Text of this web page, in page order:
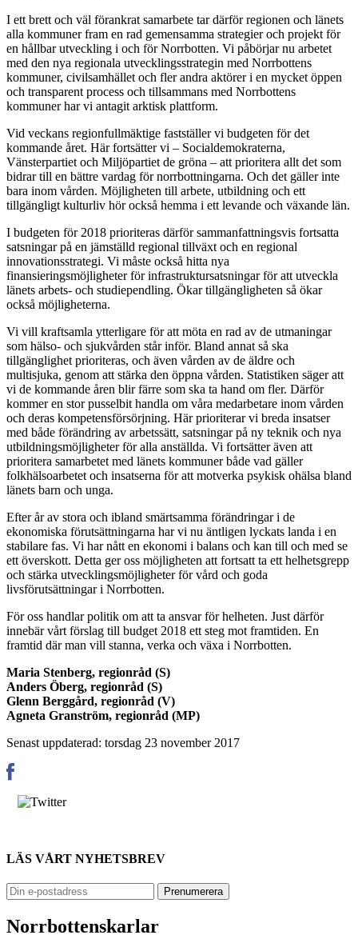
I ett brett och väl förankrat samarbete tar därför regionen och länets
alla kommuner fram en rad gemensamma strategier och projekt för
en hållbar utveckling i och för Norrbotten. Vi påbörjar nu arbetet
med den nya regionala utvecklingsstrategin med Norrbottens
kommuner, civilsamhället och fler andra aktörer i en mycket öppen
och transparent process och tillsammans med Norrbottens
kommuner har vi antagit arktisk plattform.
Vid veckans regionfullmäktige fastställer vi budgeten för det
kommande året. Här fortsätter vi – Socialdemokraterna,
Vänsterpartiet och Miljöpartiet de gröna – att prioritera allt det som
bidrar till en bättre vardag för norrbottningarna. Och det gäller inte
bara inom vården. Möjligheten till arbete, utbildning och ett
tillgängligt kulturliv hör också hemma i ett levande och växande län.
I budgeten för 2018 prioriteras därför sammanfattningsvis fortsatta
satsningar på en jämställd regional tillväxt och en regional
innovationsstrategi. Vi måste också hitta nya
finansieringsmöjligheter för infrastruktursatsningar för att utveckla
länets arbets- och studiependling. Ökar tillgängligheten så ökar
också möjligheterna.
Vi vill kraftsamla ytterligare för att möta en rad av de utmaningar
som hälso- och sjukvården står inför. Bland annat så ska
tillgänglighet prioriteras, och även vården av de äldre och
multisjuka, genom att stärka den öppna vården. Statistiken säger att
vi de kommande åren blir färre som ska ta hand om fler. Därför
kommer en stor pusselbit handla om våra medarbetare inom vården
och deras kompetensförsörjning. Här prioriterar vi breda insatser
med både förändring av arbetssätt, satsningar på ny teknik och nya
utbildningsmöjligheter för alla anställda. Vi fortsätter även att
prioritera samarbetet med länets kommuner både vad gäller
folkhälsoarbetet och insatserna för att motverka psykisk ohälsa bland
länets barn och unga.
Efter år av stora och ibland smärtsamma förändringar i de
ekonomiska förutsättningarna har vi nu äntligen lyckats landa i en
stabilare fas. Vi har nått en ekonomi i balans och kan till och med se
ett överskott. Detta ger oss möjligheten att fortsatt ta ett helhetsgrepp
och stärka utvecklingsmöjligheter för vård och goda
livsförutsättningar i Norrbotten.
För oss handlar politik om att ta ansvar för helheten. Just därför
innebär vårt förslag till budget 2018 ett steg mot framtiden. En
framtid där man vill stanna, verka och växa i Norrbotten.
Maria Stenberg, regionråd (S)
Anders Öberg, regionråd (S)
Glenn Berggård, regionråd (V)
Agneta Granström, regionråd (MP)
Senast uppdaterad: torsdag 23 november 2017
LÄS VÅRT NYHETSBREV
Norrbottenskarlar